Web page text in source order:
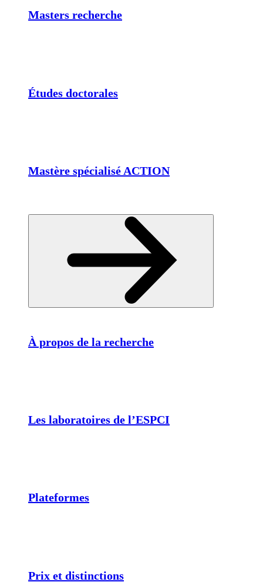
Masters recherche
Études doctorales
Mastère spécialisé ACTION
À propos de la recherche
Les laboratoires de l’ESPCI
Plateformes
Prix et distinctions